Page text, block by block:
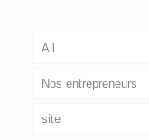
All
Nos entrepreneurs
site